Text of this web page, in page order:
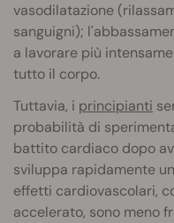
vasodilatazione
sanguigni);
a lavorare più
tutto il corpo.
Tuttavia, i principianti
probabilità di
battito cardiaco dopo
sviluppa rapidamente
effetti cardiovascolari,
accelerato, sono meno